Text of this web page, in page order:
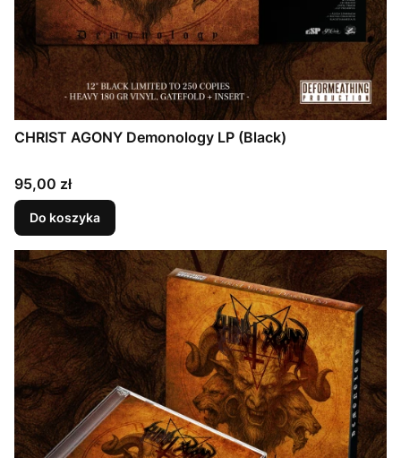
CHRIST AGONY Demonology LP (Black)
Cena
95,00 zł
Do koszyka